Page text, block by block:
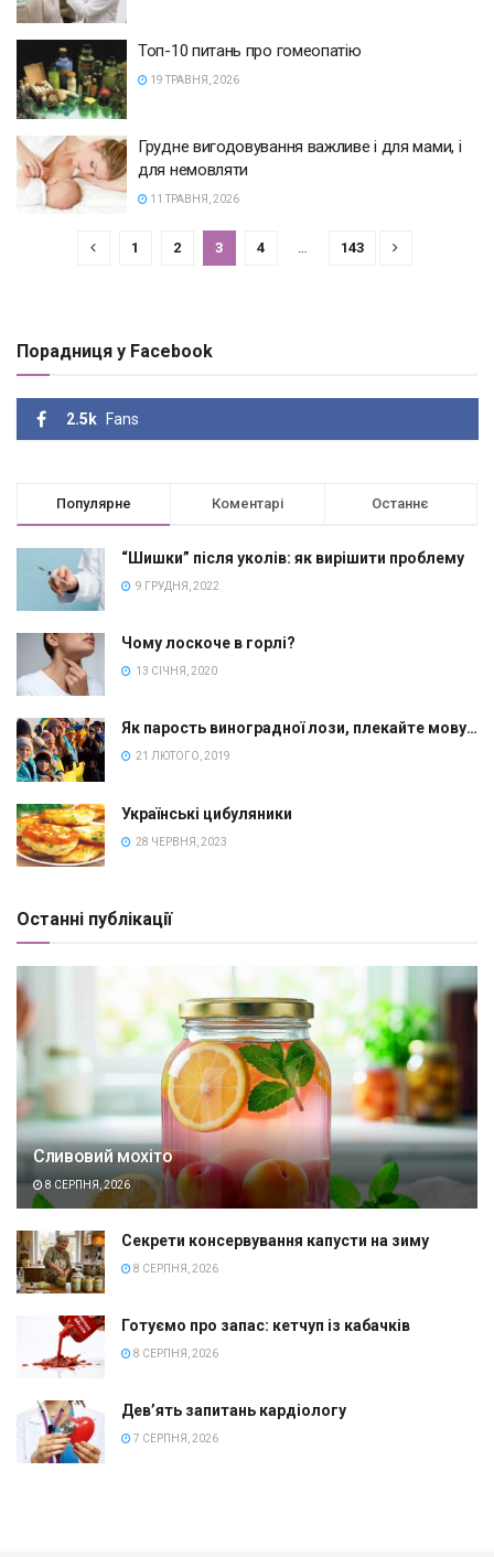
Топ-10 питань про гомеопатію
19 ТРАВНЯ, 2026
Грудне вигодовування важливе і для мами, і
для немовляти
11 ТРАВНЯ, 2026
1 2 3 4 … 143
Порадниця у Facebook
2.5k Fans
Популярне Коментарі Останнє
“Шишки” після уколів: як вирішити проблему
9 ГРУДНЯ, 2022
Чому лоскоче в горлі?
13 СІЧНЯ, 2020
Як парость виноградної лози, плекайте мову…
21 ЛЮТОГО, 2019
Українські цибуляники
28 ЧЕРВНЯ, 2023
Останні публікації
Сливовий мохіто
8 СЕРПНЯ, 2026
Секрети консервування капусти на зиму
8 СЕРПНЯ, 2026
Готуємо про запас: кетчуп із кабачків
8 СЕРПНЯ, 2026
Дев’ять запитань кардіологу
7 СЕРПНЯ, 2026